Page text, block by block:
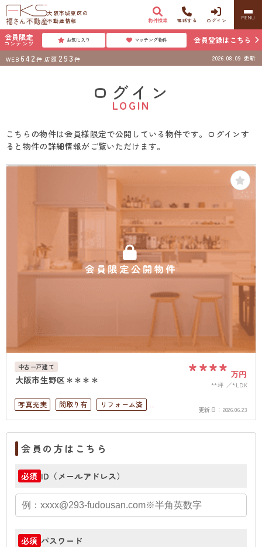
大阪市城東区の
不動産情報
物件検索 電話する ログイン MENU
会員限定
コンテンツ お気に入り マッチング物件 会員登録はこちら
WEB 642 件 店頭 293 件 2026.08.09 更新
ログイン
LOGIN
こちらの物件は会員様限定で公開している物件です。ログインす
ると物件の詳細情報がご覧いただけます。
会員限定公開物件
中古一戸建て
大阪市生野区＊＊＊＊ **** 万円
**坪 *LDK
写真充実 間取り有
リフォーム済
駅徒歩10分以内
ペット可
4LDK以上
上下水道完備
更新日： 2026.06.23
会員の方はこちら
必須 ID（メールアドレス）
必須 パスワード